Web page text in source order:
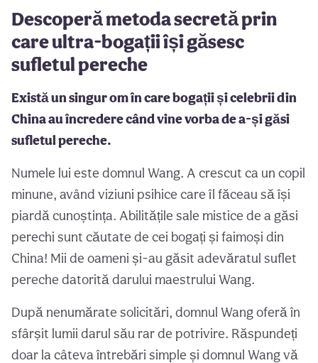
Descoperă metoda secretă prin
care ultra-bogații își găsesc
sufletul pereche
Există un singur om în care bogații și celebrii din
China au încredere când vine vorba de a-și găsi
sufletul pereche.
Numele lui este domnul Wang. A crescut ca un copil
minune, având viziuni psihice care îl făceau să își
piardă cunoștința. Abilitățile sale mistice de a găsi
perechi sunt căutate de cei bogați și faimoși din
China! Mii de oameni și-au găsit adevăratul suflet
pereche datorită darului maestrului Wang.
După nenumărate solicitări, domnul Wang oferă în
sfârșit lumii darul său rar de potrivire. Răspundeți
doar la câteva întrebări simple și domnul Wang vă